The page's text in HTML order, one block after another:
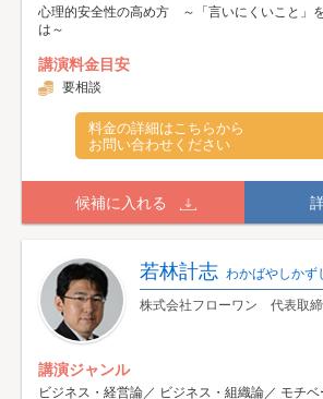
心理的安全性の高め方 ～「言いにくいこと」
は～
講演料金目安
要相談
料金の詳細はこちらから
お問い合わせください
候補に入れる
若林計志 わかばやしかず
株式会社フローワン 代表取
講演ジャンル
ビジネス・経営論／ ビジネス・組織論／ モチ